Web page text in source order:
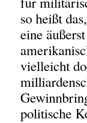
so heißt
eine
vielleicht
politische